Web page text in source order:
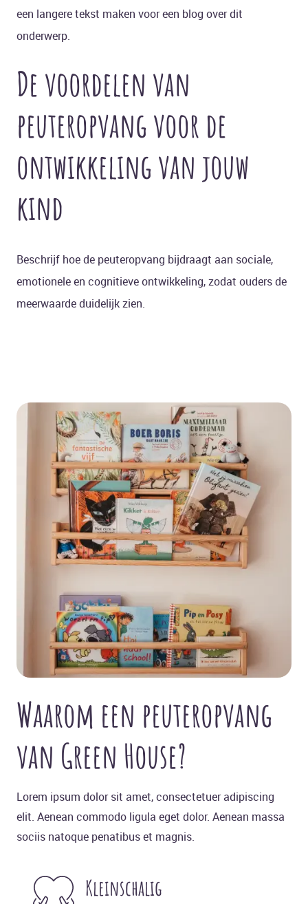
een langere tekst maken voor een blog over dit
onderwerp.
De voordelen van
peuteropvang voor de
ontwikkeling van jouw
kind
Beschrijf hoe de peuteropvang bijdraagt aan sociale,
emotionele en cognitieve ontwikkeling, zodat ouders de
meerwaarde duidelijk zien.
Waarom een peuteropvang
van Green House?
Lorem ipsum dolor sit amet, consectetuer adipiscing
elit. Aenean commodo ligula eget dolor. Aenean massa
sociis natoque penatibus et magnis.
Kleinschalig